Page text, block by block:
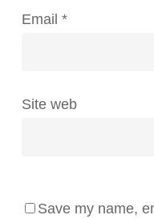
Email *
Site web
Save my name,